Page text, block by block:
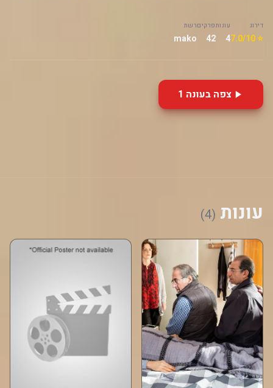
דירוג
⭐ 7.0/10
עונות
4
פרקים
42
רשת
mako
צפה בעונה 1
עונות (4)